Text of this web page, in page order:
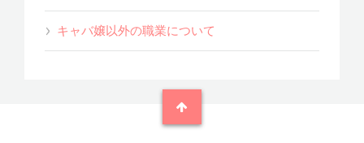
キャバ嬢以外の職業について